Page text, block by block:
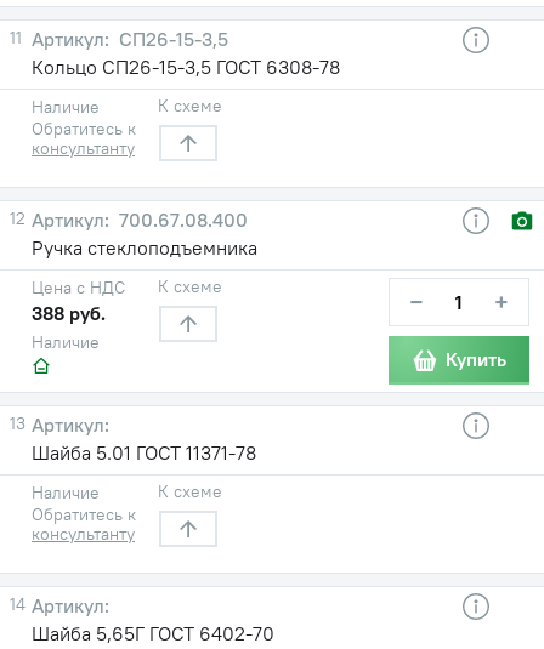
11
СП26-15-3,5
Кольцо СП26-15-3,5 ГОСТ 6308-78
Наличие
Обратитесь к
консультанту
К схеме
12
700.67.08.400
Ручка стеклоподъемника
Наличие
Цена с НДС
388 руб.
К схеме − +
Купить
13
Шайба 5.01 ГОСТ 11371-78
Наличие
Обратитесь к
консультанту
К схеме
14
Шайба 5,65Г ГОСТ 6402-70